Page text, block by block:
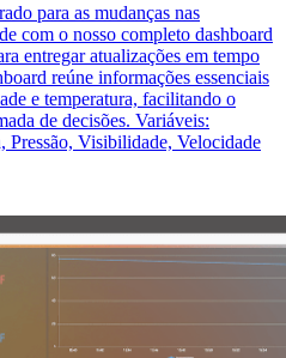
para as mudanças nas
com o nosso completo dashboard
entregar atualizações em tempo
reúne informações essenciais
e temperatura, facilitando o
de decisões. Variáveis:
Pressão, Visibilidade, Velocidade